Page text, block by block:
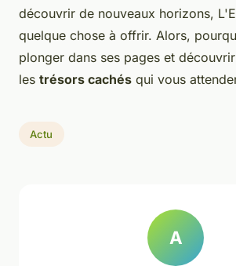
découvrir de nouveaux horizons,
quelque chose à offrir. Alors,
plonger dans ses pages et
les trésors cachés qui vous
Actu
A